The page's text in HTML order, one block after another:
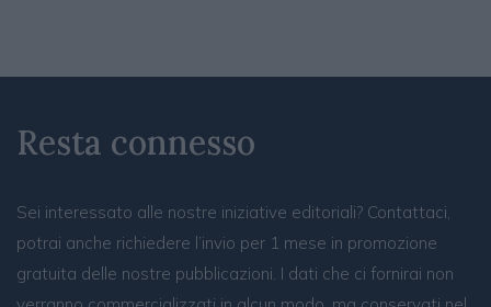
Resta connesso
Sei interessato alle nostre iniziative editoriali? Contattaci,
potrai anche richiedere l’invio per 1 mese in promozione
gratuita delle nostre pubblicazioni. I dati che ci fornirai non